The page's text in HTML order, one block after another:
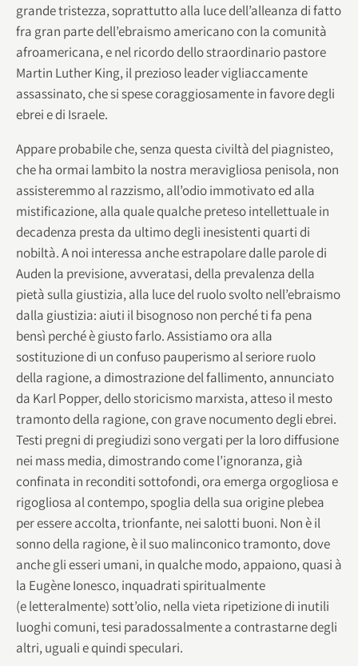
grande tristezza, soprattutto alla luce dell’alleanza di fatto
fra gran parte dell’ebraismo americano con la comunità
afroamericana, e nel ricordo dello straordinario pastore
Martin Luther King, il prezioso leader vigliaccamente
assassinato, che si spese coraggiosamente in favore degli
ebrei e di Israele.
Appare probabile che, senza questa civiltà del piagnisteo,
che ha ormai lambito la nostra meravigliosa penisola, non
assisteremmo al razzismo, all’odio immotivato ed alla
mistificazione, alla quale qualche preteso intellettuale in
decadenza presta da ultimo degli inesistenti quarti di
nobiltà. A noi interessa anche estrapolare dalle parole di
Auden la previsione, avveratasi, della prevalenza della
pietà sulla giustizia, alla luce del ruolo svolto nell’ebraismo
dalla giustizia: aiuti il bisognoso non perché ti fa pena
bensì perché è giusto farlo. Assistiamo ora alla
sostituzione di un confuso pauperismo al seriore ruolo
della ragione, a dimostrazione del fallimento, annunciato
da Karl Popper, dello storicismo marxista, atteso il mesto
tramonto della ragione, con grave nocumento degli ebrei.
Testi pregni di pregiudizi sono vergati per la loro diffusione
nei mass media, dimostrando come l’ignoranza, già
confinata in reconditi sottofondi, ora emerga orgogliosa e
rigogliosa al contempo, spoglia della sua origine plebea
per essere accolta, trionfante, nei salotti buoni. Non è il
sonno della ragione, è il suo malinconico tramonto, dove
anche gli esseri umani, in qualche modo, appaiono, quasi à
la Eugène Ionesco, inquadrati spiritualmente
(e letteralmente) sott’olio, nella vieta ripetizione di inutili
luoghi comuni, tesi paradossalmente a contrastarne degli
altri, uguali e quindi speculari.